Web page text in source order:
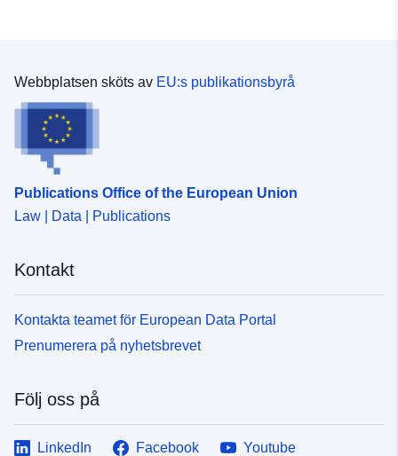
Webbplatsen sköts av EU:s publikationsbyrå
Publications Office of the European Union
Law | Data | Publications
Kontakt
Kontakta teamet för European Data Portal
Prenumerera på nyhetsbrevet
Följ oss på
LinkedIn Facebook
Youtube